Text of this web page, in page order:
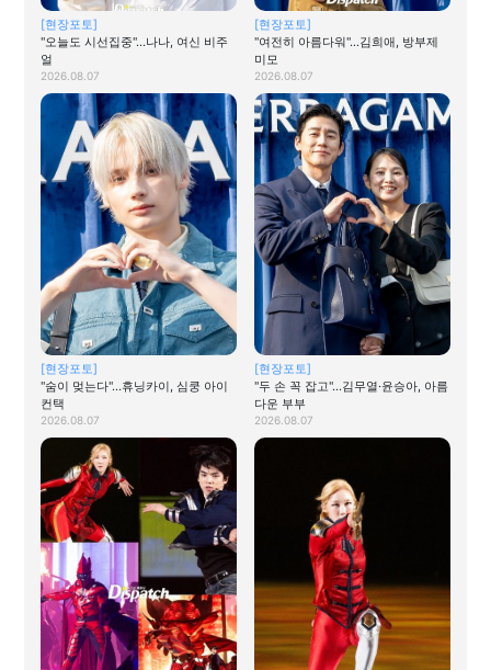
[현장포토]
"오늘도 시선집중"…나나, 여신 비주
얼
2026.08.07
[현장포토]
"여전히 아름다워"…김희애, 방부제
미모
2026.08.07
[현장포토]
"숨이 멎는다"…휴닝카이, 심쿵 아이
컨택
2026.08.07
[현장포토]
"두 손 꼭 잡고"…김무열·윤승아, 아름
다운 부부
2026.08.07